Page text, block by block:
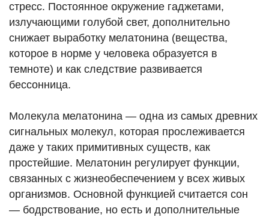
стресс. Постоянное окружение гаджетами,
излучающими голубой свет, дополнительно
снижает выработку мелатонина (вещества,
которое в норме у человека образуется в
темноте) и как следствие развивается
бессонница.
Молекула мелатонина — одна из самых древних
сигнальных молекул, которая прослеживается
даже у таких примитивных существ, как
простейшие. Мелатонин регулирует функции,
связанных с жизнеобеспечением у всех живых
организмов. Основной функцией считается сон
— бодрствование, но есть и дополнительные